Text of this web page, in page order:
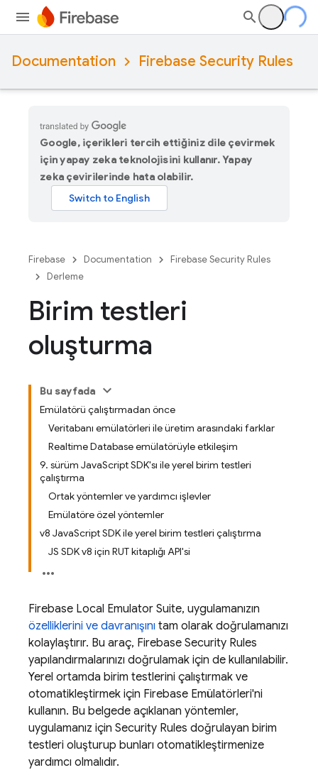
Documentation Firebase Security Rules
Google, içerikleri tercih ettiğiniz dile çevirmek
için yapay zeka teknolojisini kullanır. Yapay
zeka çevirilerinde hata olabilir.
Firebase Documentation
Firebase Security Rules
Derleme
Birim testleri
oluşturma
Bu sayfada
Emülatörü çalıştırmadan önce
Veritabanı emülatörleri ile üretim arasındaki farklar
Realtime Database emülatörüyle etkileşim
9. sürüm JavaScript SDK'sı ile yerel birim testleri
çalıştırma
Ortak yöntemler ve yardımcı işlevler
Emülatöre özel yöntemler
v8 JavaScript SDK ile yerel birim testleri çalıştırma
JS SDK v8 için RUT kitaplığı API'si
Firebase Local Emulator Suite, uygulamanızın
özelliklerini ve davranışını tam olarak doğrulamanızı
kolaylaştırır. Bu araç, Firebase Security Rules
yapılandırmalarınızı doğrulamak için de kullanılabilir.
Yerel ortamda birim testlerini çalıştırmak ve
otomatikleştirmek için Firebase Emülatörleri'ni
kullanın. Bu belgede açıklanan yöntemler,
uygulamanız için Security Rules doğrulayan birim
testleri oluşturup bunları otomatikleştirmenize
yardımcı olmalıdır.